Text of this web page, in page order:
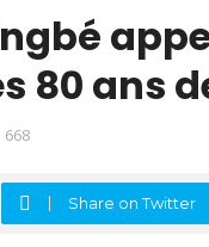
80 ans
668
Share on Twitter